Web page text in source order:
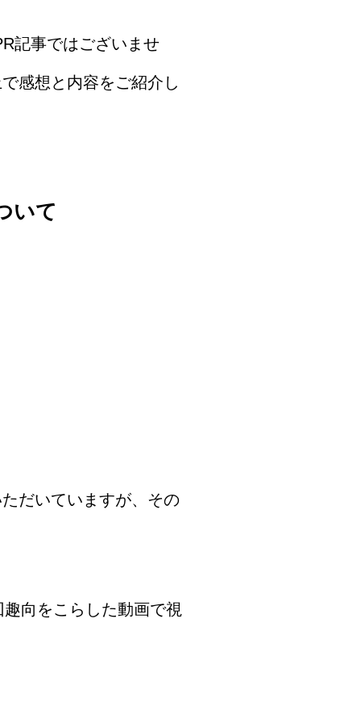
記事ではございませ
感想と内容をご紹介し
いて
だいていますが、その
向をこらした動画で視